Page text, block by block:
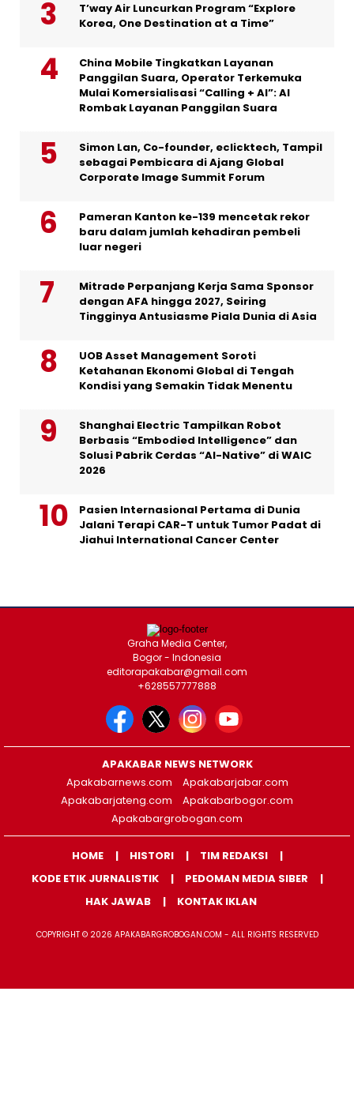
T’way Air Luncurkan Program “Explore
Korea, One Destination at a Time”
China Mobile Tingkatkan Layanan
Panggilan Suara, Operator Terkemuka
Mulai Komersialisasi “Calling + AI”: AI
Rombak Layanan Panggilan Suara
Simon Lan, Co-founder, eclicktech, Tampil
sebagai Pembicara di Ajang Global
Corporate Image Summit Forum
Pameran Kanton ke-139 mencetak rekor
baru dalam jumlah kehadiran pembeli
luar negeri
Mitrade Perpanjang Kerja Sama Sponsor
dengan AFA hingga 2027, Seiring
Tingginya Antusiasme Piala Dunia di Asia
UOB Asset Management Soroti
Ketahanan Ekonomi Global di Tengah
Kondisi yang Semakin Tidak Menentu
Shanghai Electric Tampilkan Robot
Berbasis “Embodied Intelligence” dan
Solusi Pabrik Cerdas “AI-Native” di WAIC
2026
Pasien Internasional Pertama di Dunia
Jalani Terapi CAR-T untuk Tumor Padat di
Jiahui International Cancer Center
Graha Media Center,
Bogor - Indonesia
editorapakabar@gmail.com
+628557777888
APAKABAR NEWS NETWORK
Apakabarnews.com
Apakabarjabar.com
Apakabarjateng.com
Apakabarbogor.com
Apakabargrobogan.com
HOME HISTORI
TIM REDAKSI
KODE ETIK JURNALISTIK
PEDOMAN MEDIA SIBER
HAK JAWAB
KONTAK IKLAN
COPYRIGHT © 2026 APAKABARGROBOGAN.COM - ALL RIGHTS RESERVED